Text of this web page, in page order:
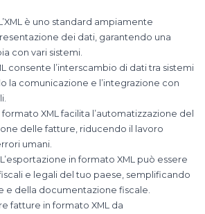
è uno standard ampiamente
dei dati, garantendo una
con vari sistemi.
consente l’interscambio di dati tra sistemi
la comunicazione e l’integrazione con
formato XML facilita l’automatizzazione del
delle fatture, riducendo il lavoro
umani.
L’esportazione in formato XML può essere
e legali del tuo paese, semplificando
e della documentazione fiscale.
fatture in formato XML da